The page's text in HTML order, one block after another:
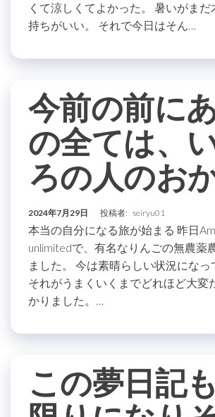
くて涼しくてよかった。 暑いがま
持ちがいい。 それで今日はそん…
今前の前に
の全ては、
ろの人のお
2024年7月29日 投稿者: seiryu01
本当の自分になる旅が始まる 昨日
unlimitedで、有名なりんごの無農薬
ました。 今は素晴らしい状況になっ
それがうまくいくまでどれほど大変
かりました。…
この夢日記